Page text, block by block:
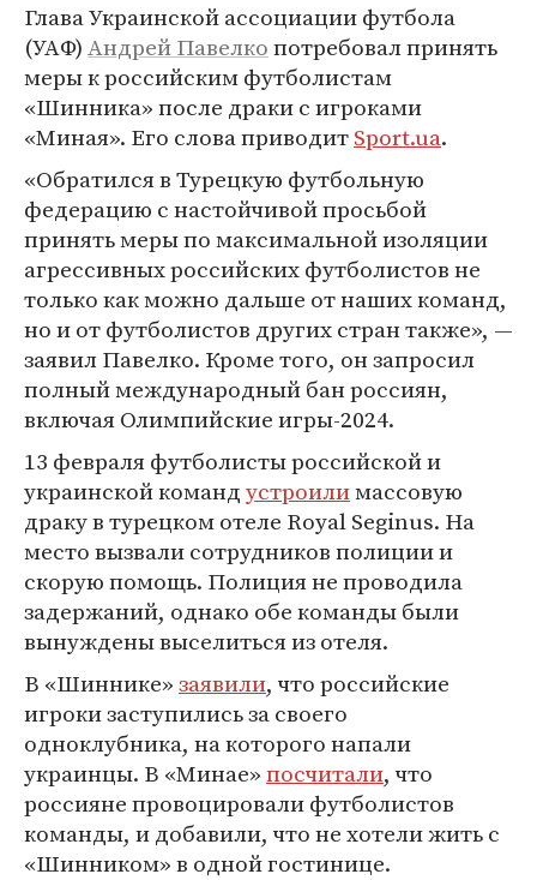
Глава Украинской ассоциации футбола
(УАФ)Андрей Павелкопотребовал принять
меры к российским футболистам
«Шинника» после драки с игроками
«Миная». Его слова приводитSport.ua.
«Обратился в Турецкую футбольную
федерацию с настойчивой просьбой
принять меры по максимальной изоляции
агрессивных российских футболистов не
только как можно дальше от наших команд,
но и от футболистов других стран также», —
заявил Павелко. Кроме того, он запросил
полный международный бан россиян,
включая Олимпийские игры-2024.
13 февраля футболисты российской и
украинской командустроилимассовую
драку в турецком отеле Royal Seginus. На
место вызвали сотрудников полиции и
скорую помощь. Полиция не проводила
задержаний, однако обе команды были
вынуждены выселиться из отеля.
В «Шиннике»заявили, что российские
игроки заступились за своего
одноклубника, на которого напали
украинцы. В «Минае»посчитали, что
россияне провоцировали футболистов
команды, и добавили, что не хотели жить с
«Шинником» в одной гостинице.